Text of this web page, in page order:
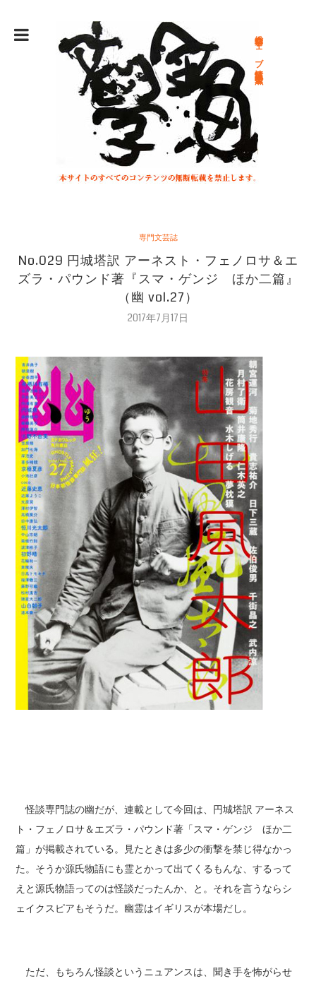
総合文学ウェブ情報誌 文学金魚
専門文芸誌
No.029 円城塔訳 アーネスト・フェノロサ＆エ
ズラ・パウンド著『スマ・ゲンジ ほか二篇』
（幽 vol.27）
2017年7月17日
怪談専門誌の幽だが、連載として今回は、円城塔訳 アーネス
ト・フェノロサ＆エズラ・パウンド著「スマ・ゲンジ ほか二
篇」が掲載されている。見たときは多少の衝撃を禁じ得なかっ
た。そうか源氏物語にも霊とかって出てくるもんな、するって
えと源氏物語ってのは怪談だったんか、と。それを言うならシ
ェイクスピアもそうだ。幽霊はイギリスが本場だし。
ただ、もちろん怪談というニュアンスは、聞き手を怖がらせ